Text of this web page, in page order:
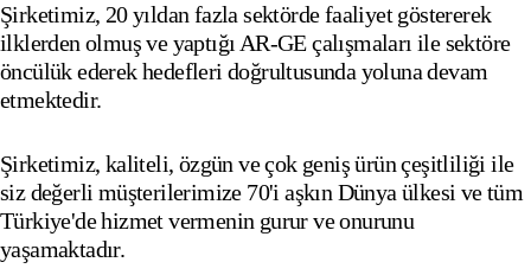
Şirketimiz, 20 yıldan fazla sektörde faaliyet göstererek
ilklerden olmuş ve yaptığı AR-GE çalışmaları ile sektöre
öncülük ederek hedefleri doğrultusunda yoluna devam
etmektedir.
Şirketimiz, kaliteli, özgün ve çok geniş ürün çeşitliliği ile
siz değerli müşterilerimize 70'i aşkın Dünya ülkesi ve tüm
Türkiye'de hizmet vermenin gurur ve onurunu
yaşamaktadır.